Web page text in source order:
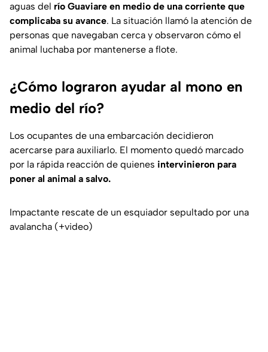
aguas del río Guaviare en medio de una corriente que
complicaba su avance. La situación llamó la atención de
personas que navegaban cerca y observaron cómo el
animal luchaba por mantenerse a flote.
¿Cómo lograron ayudar al mono en
medio del río?
Los ocupantes de una embarcación decidieron
acercarse para auxiliarlo. El momento quedó marcado
por la rápida reacción de quienes intervinieron para
poner al animal a salvo.
Impactante rescate de un esquiador sepultado por una
avalancha (+video)